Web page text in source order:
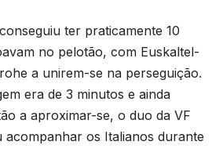
ter praticamente 10
no pelotão, com Euskaltel-
a unirem-se na perseguição.
era de 3 minutos e ainda
a aproximar-se, o duo da VF
os Italianos durante